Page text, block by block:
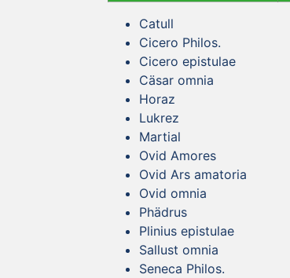
Catull
Cicero Philos.
Cicero epistulae
Cäsar omnia
Horaz
Lukrez
Martial
Ovid Amores
Ovid Ars amatoria
Ovid omnia
Phädrus
Plinius epistulae
Sallust omnia
Seneca Philos.